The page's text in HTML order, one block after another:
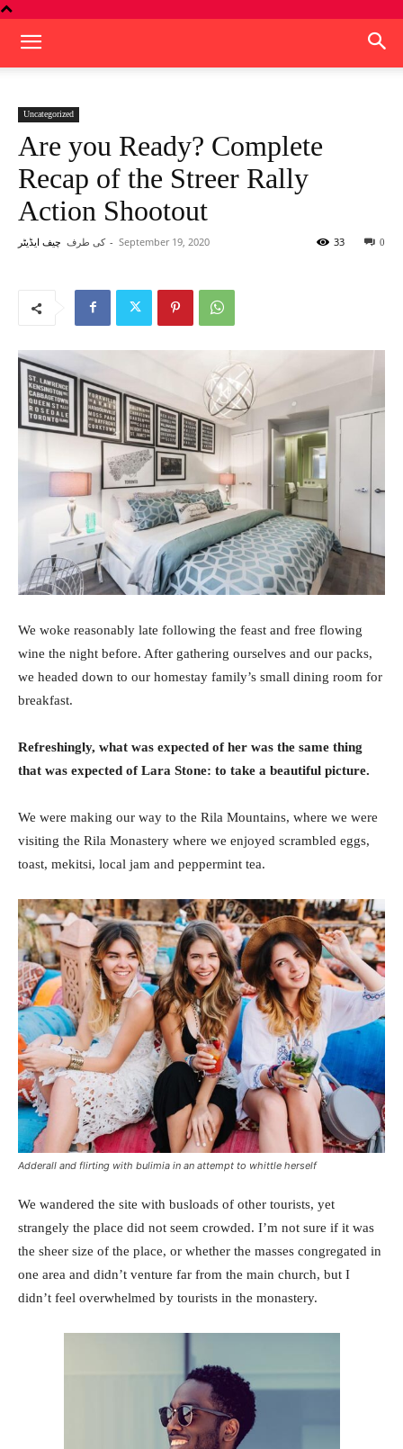
Uncategorized
Are you Ready? Complete
Recap of the Streer Rally
Action Shootout
کی طرف چیف ایڈیٹر - September 19, 2020 0
33
We woke reasonably late following the feast and free flowing
wine the night before. After gathering ourselves and our packs,
we headed down to our homestay family’s small dining room for
breakfast.
Refreshingly, what was expected of her was the same thing
that was expected of Lara Stone: to take a beautiful picture.
We were making our way to the Rila Mountains, where we were
visiting the Rila Monastery where we enjoyed scrambled eggs,
toast, mekitsi, local jam and peppermint tea.
Adderall and flirting with bulimia in an attempt to whittle herself
We wandered the site with busloads of other tourists, yet
strangely the place did not seem crowded. I’m not sure if it was
the sheer size of the place, or whether the masses congregated in
one area and didn’t venture far from the main church, but I
didn’t feel overwhelmed by tourists in the monastery.